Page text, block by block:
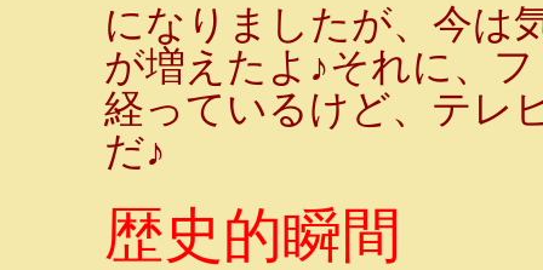
になりましたが、今は
が増えたよ♪それに、
経っているけど、テレ
だ♪
歴史的瞬間